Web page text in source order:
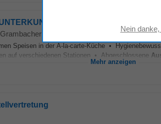
****
Speisen in der À-la-carte-Küche •
auf verschiedenen Stationen • Abgeschlossene
Mehr anzeigen